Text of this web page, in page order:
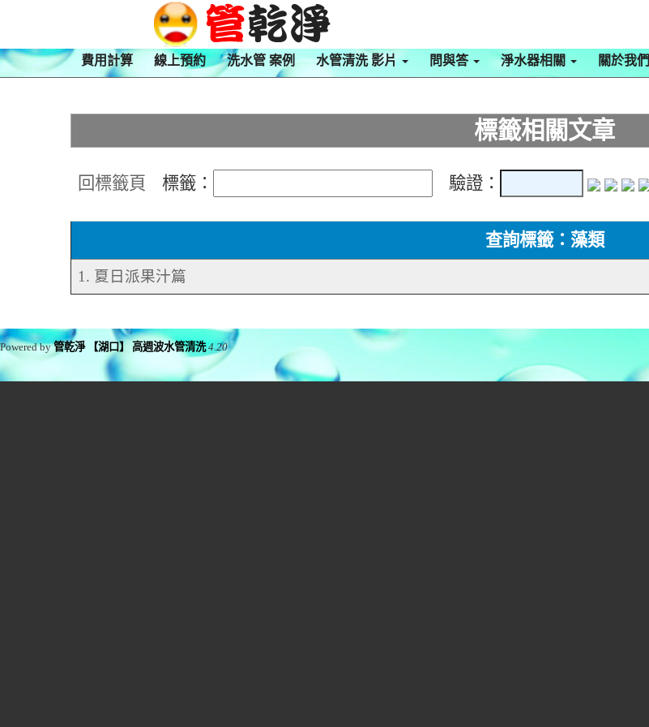
費用計算 線上預約 洗水管 案例 水管清洗 影片 問與答 淨水器相關 關於我們
標籤相關文章
回標籤頁 標籤： 驗證：
查詢標籤：藻類
1. 夏日派果汁篇
Powered by管乾淨 【湖口】 高週波水管清洗 4.20